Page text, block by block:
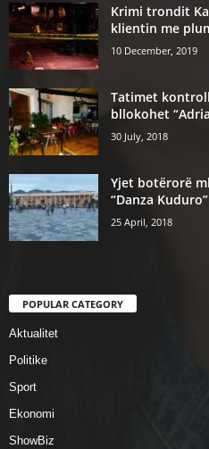
Krimi trondit
klientin me
10 December, 2019
Tatimet
bllokohet
30 July, 2018
Yjet botërorë
“Danza
25 April, 2018
POPULAR CATEGORY
Aktualitet
Politike
Sport
Ekonomi
ShowBiz